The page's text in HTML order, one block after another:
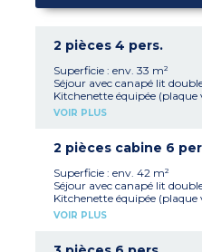
2 pièces 4 pers.
Superficie : env. 33 m²
Séjour avec canapé lit
Kitchenette équipée (plaque
réfrigérateur, lave-vaisselle)
Salle de bain aménagée
baignoire ou douche, selon
VOIR PLUS
2 pièces cabine 6
Superficie : env. 42 m²
Séjour avec canapé lit
Kitchenette équipée (plaque
réfrigérateur, lave-vaisselle)
Cabine avec 2 lits superposés
VOIR PLUS